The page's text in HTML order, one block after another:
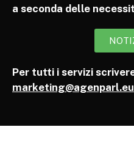
a seconda delle
Per tutti i servizi
marketing@agenparl.eu